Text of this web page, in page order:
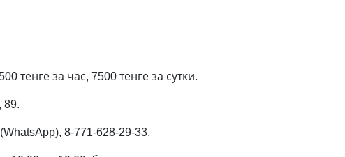
тенге за час, 7500 тенге за сутки.
89.
8-771-628-29-33.